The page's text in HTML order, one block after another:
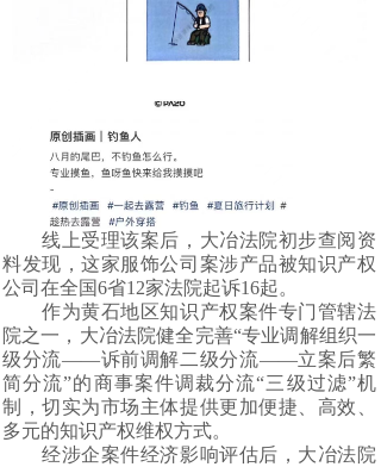
线上受理该案后，大冶法院初步查阅资
料发现，这家服饰公司案涉产品被知识产权
公司在全国6省12家法院起诉16起。
作为黄石地区知识产权案件专门管辖法
院之一，大冶法院健全完善“专业调解组织一
级分流——诉前调解二级分流——立案后繁
简分流”的商事案件调裁分流“三级过滤”机
制，切实为市场主体提供更加便捷、高效、
多元的知识产权维权方式。
经涉企案件经济影响评估后，大冶法院